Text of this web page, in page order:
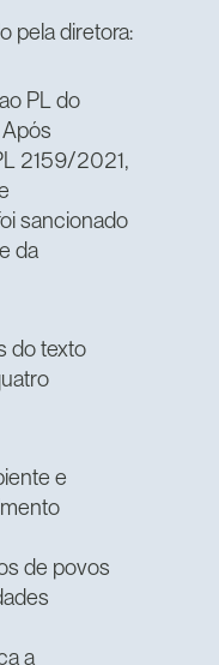
pela diretora:
PL do
2159/2021,
sancionado
da
do texto
e
de povos
a